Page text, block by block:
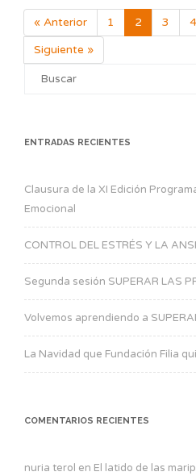
« Anterior Page
1 Page
2 Page
3 4
Siguiente »
Search
ENTRADAS RECIENTES
Clausura de la XI Edición
Emocional
CONTROL DEL ESTRÉS Y LA
Segunda sesión SUPERAR LAS
Volvemos aprendiendo a
La Navidad que Fundación Filia
COMENTARIOS RECIENTES
nuria terol en El latido de las